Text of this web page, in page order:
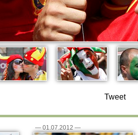
Tweet
— 01.07.2012 —